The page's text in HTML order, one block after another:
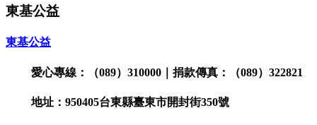
東基公益
東基公益
愛心專線：（089）310000｜捐款傳真：（089）322821
地址：950405台東縣臺東市開封街350號